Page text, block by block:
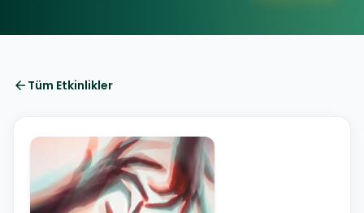
arrow_back Tüm Etkinlikler